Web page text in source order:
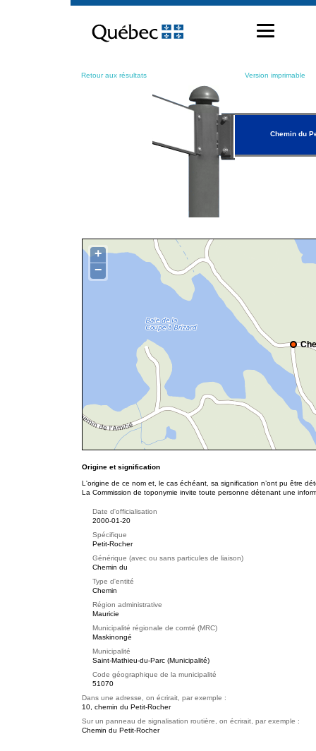
contenu
Retour aux résultats Version imprimable
Chemin du
+
−
Origine et signification
L'origine de ce nom et, le cas échéant, sa signification n’ont pu être
La Commission de toponymie invite toute personne détenant une
Date d'officialisation
2000-01-20
Spécifique
Petit-Rocher
Générique (avec ou sans particules de liaison)
Chemin du
Type d'entité
Chemin
Région administrative
Mauricie
Municipalité régionale de comté (MRC)
Maskinongé
Municipalité
Saint-Mathieu-du-Parc (Municipalité)
Code géographique de la municipalité
51070
Dans une adresse, on écrirait, par exemple :
10, chemin du Petit-Rocher
Sur un panneau de signalisation routière, on écrirait, par exemple :
Chemin du Petit-Rocher